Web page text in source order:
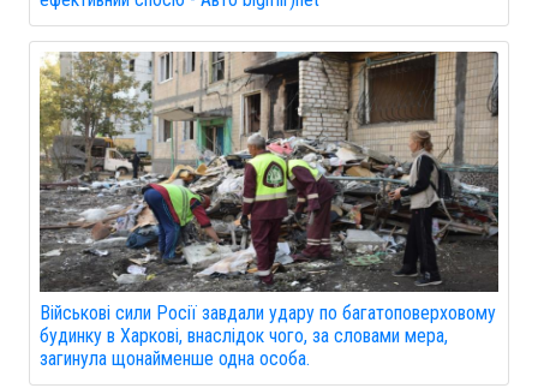
Військові сили Росії завдали удару по багатоповерховому
будинку в Харкові, внаслідок чого, за словами мера,
загинула щонайменше одна особа.